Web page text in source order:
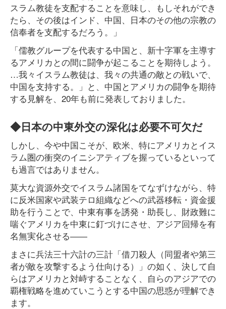
スラム教徒を支配することを意味し、もしそれができ
たら、その後はインド、中国、日本のその他の宗教の
信奉者を支配するだろう。」
「儒教グループを代表する中国と、新十字軍を主導す
るアメリカとの間に闘争が起こることを期待しよう。
…我々イスラム教徒は、我々の共通の敵との戦いで、
中国を支持する。」と、中国とアメリカの闘争を期待
する見解を、20年も前に発表しておりました。
◆日本の中東外交の深化は必要不可欠だ
しかし、今や中国こそが、欧米、特にアメリカとイス
ラム圏の衝突のイニシアティブを握っているといって
も過言ではありません。
莫大な資源外交でイスラム諸国をてなずけながら、特
に反米国家や武装テロ組織などへの武器移転・資金援
助を行うことで、中東有事を誘発・助長し、財政難に
喘ぐアメリカを中東に釘づけにさせ、アジア回帰を有
名無実化させる――
まさに兵法三十六計の三計「借刀殺人（同盟者や第三
者が敵を攻撃するよう仕向ける）」の如く、決して自
らはアメリカと対峙することなく、自らのアジアでの
覇権戦略を進めていこうとする中国の思惑が理解でき
ます。